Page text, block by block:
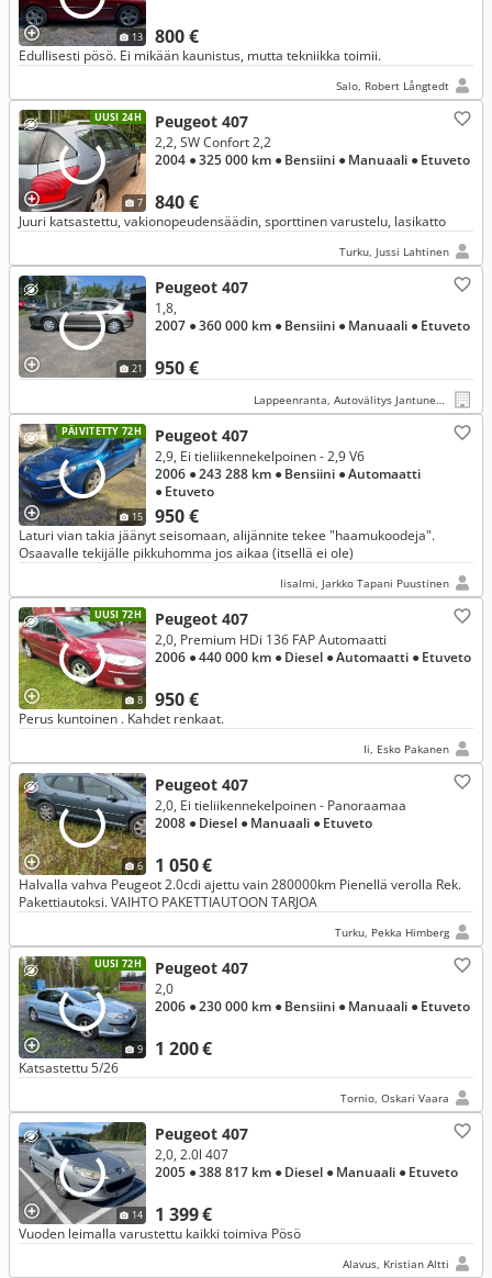
13 800 €
Edullisesti pösö. Ei mikään kaunistus, mutta tekniikka toimii.
Salo, Robert Långtedt
UUSI 24H
7
Peugeot 407
840 €
2,2, SW Confort 2,2
2004 ● 325 000 km ● Bensiini ● Manuaali ● Etuveto
Juuri katsastettu, vakionopeudensäädin, sporttinen varustelu, lasikatto
Turku, Jussi Lahtinen
21
Peugeot 407
950 €
1,8,
2007 ● 360 000 km ● Bensiini ● Manuaali ● Etuveto
Lappeenranta, Autovälitys Jantunen Ky
PÄIVITETTY 72H
15
Peugeot 407
950 €
2,9, Ei tieliikennekelpoinen - 2,9 V6
2006 ● 243 288 km ● Bensiini ● Automaatti
● Etuveto
Laturi vian takia jäänyt seisomaan, alijännite tekee "haamukoodeja".
Osaavalle tekijälle pikkuhomma jos aikaa (itsellä ei ole)
Iisalmi, Jarkko Tapani Puustinen
UUSI 72H
8
Peugeot 407
950 €
2,0, Premium HDi 136 FAP Automaatti
2006 ● 440 000 km ● Diesel ● Automaatti ● Etuveto
Perus kuntoinen . Kahdet renkaat.
Ii, Esko Pakanen
6
Peugeot 407
1 050 €
2,0, Ei tieliikennekelpoinen - Panoraamaa
2008 ● Diesel ● Manuaali ● Etuveto
Halvalla vahva Peugeot 2.0cdi ajettu vain 280000km Pienellä verolla Rek.
Pakettiautoksi. VAIHTO PAKETTIAUTOON TARJOA
Turku, Pekka Himberg
UUSI 72H
9
Peugeot 407
1 200 €
2,0
2006 ● 230 000 km ● Bensiini ● Manuaali ● Etuveto
Katsastettu 5/26
Tornio, Oskari Vaara
14
Peugeot 407
1 399 €
2,0, 2.0l 407
2005 ● 388 817 km ● Diesel ● Manuaali ● Etuveto
Vuoden leimalla varustettu kaikki toimiva Pösö
Alavus, Kristian Altti